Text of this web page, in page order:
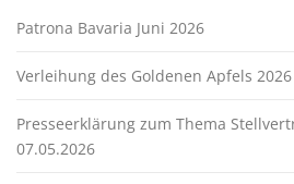
i
g
t
i
Patrona Bavaria Juni 2026
Verleihung des Goldenen Apfels 2026
Presseerklärung zum Thema
07.05.2026